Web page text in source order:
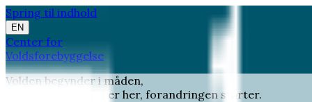
Spring til indhold
EN
Center for
Voldsforebyggelse
Volden begynder i måden,
vi taler på – og det er her, forandringen starter.